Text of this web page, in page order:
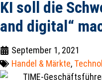
KI soll die
and digital“
September 1, 2021
Handel & Märkte,